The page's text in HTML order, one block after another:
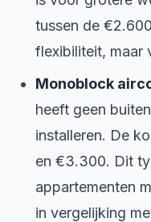
tussen de
flexibiliteit, maar
Monoblock
heeft geen
installeren. De
en €3.300. Dit
appartementen
in vergelijking